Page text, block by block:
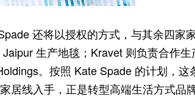
还将以授权的方式，与其余四家
生产地毯；Kravet 则负责合作
。按照 Kate Spade 的计划，
居线入手，正是转型高端生活方式品